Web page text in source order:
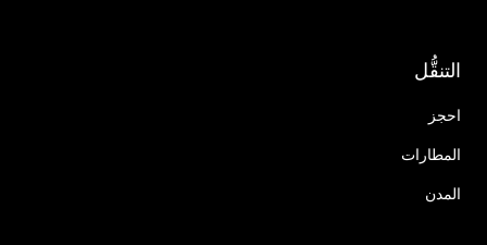
التنقُّل
احجز
المطارات
المدن